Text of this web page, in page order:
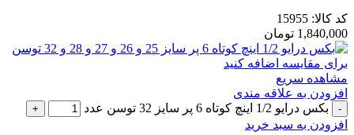
کد کالا: 15955
1,840,000 تومان
برای مقایسه اضافه کنید
مشاهده سریع
افزودن به علاقه مندی
بکس درایو 1/2 اینچ کوتاه 6 پر سایز 32 توسن عدد
افزودن به سبد خرید